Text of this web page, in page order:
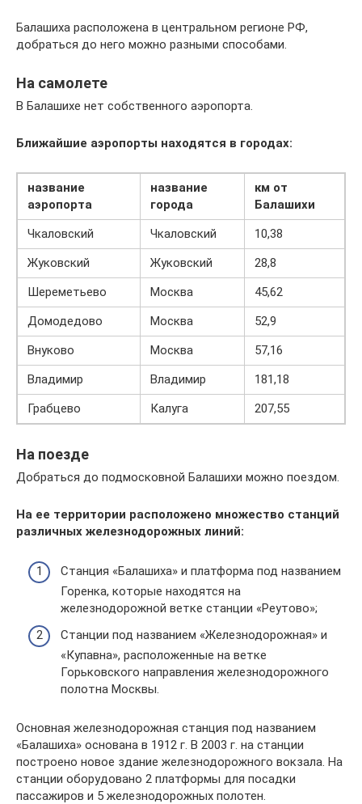
Балашиха расположена в центральном регионе РФ,
добраться до него можно разными способами.
На самолете
В Балашихе нет собственного аэропорта.
Ближайшие аэропорты находятся в городах:
название
аэропорта
название
города
км от
Балашихи
Чкаловский
Чкаловский
10,38
Жуковский
Жуковский
28,8
Шереметьево
Москва
45,62
Домодедово
Москва
52,9
Внуково
Москва
57,16
Владимир
Владимир
181,18
Грабцево
Калуга 207,55
На поезде
Добраться до подмосковной Балашихи можно поездом.
На ее территории расположено множество станций
различных железнодорожных линий:
Станция «Балашиха» и платформа под названием
Горенка, которые находятся на
железнодорожной ветке станции «Реутово»;
Станции под названием «Железнодорожная» и
«Купавна», расположенные на ветке
Горьковского направления железнодорожного
полотна Москвы.
Основная железнодорожная станция под названием
«Балашиха» основана в 1912 г. В 2003 г. на станции
построено новое здание железнодорожного вокзала. На
станции оборудовано 2 платформы для посадки
пассажиров и 5 железнодорожных полотен.